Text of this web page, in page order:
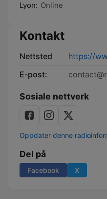
Lyon: Online
Kontakt
Nettsted
https://
E-post:
Sosiale nettverk
Oppdater denne
Del på
Facebook X